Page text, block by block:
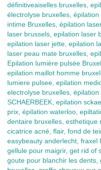
définitiveaiselles bruxelles,
électrolyse bruxelles,
intime Bruxelles, épilation
laser brussels, epilation laser
epilation laser jette, epilation
laser peau mate bruxelles,
Epilation lumière pulsée
epilation maillot homme
lumiere pulsee, epilation
electrolyse bruxelles,
SCHAERBEEK, epilation
prix, épilation waterloo,
dentaire bruxelles, esthetique
cicatrice acné, flair, fond de
easybeauty anderlecht, fraxel
gellule pour maigrir, get rid of
goute pour blanchir les